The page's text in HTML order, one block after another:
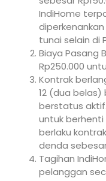
IndiHome
tunai selain di
Biaya Pasang
Rp250.000
Kontrak
12 (dua belas)
berstatus
untuk
berlaku
denda sebesar
Tagihan
pelanggan